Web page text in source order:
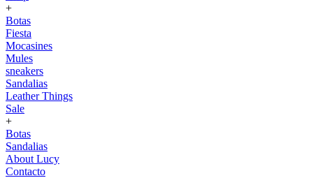
+
Botas
Fiesta
Mocasines
Mules
sneakers
Sandalias
Leather Things
Sale
+
Botas
Sandalias
About Lucy
Contacto